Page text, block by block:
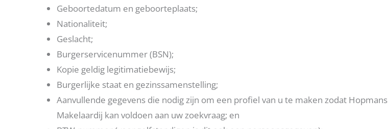
Geboortedatum en geboorteplaats;
Nationaliteit;
Geslacht;
Burgerservicenummer (BSN);
Kopie geldig legitimatiebewijs;
Burgerlijke staat en gezinssamenstelling;
Aanvullende gegevens die nodig zijn om een profiel van u te maken zodat Hopmans
Makelaardij kan voldoen aan uw zoekvraag; en